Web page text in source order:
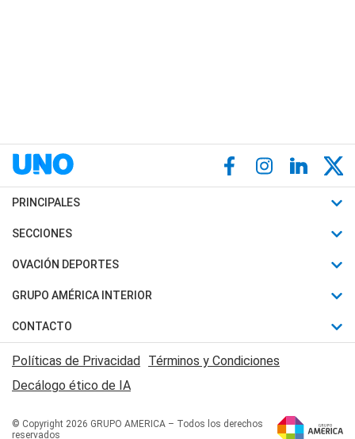
PRINCIPALES
Últimas Noticias
Política
Judiciales
Economia
SECCIONES
Horóscopo
Motores
Trucos caseros
Series y Películas
Edictos y Solicitadas
OVACIÓN DEPORTES
Fútbol
Mundial
Automovilismo
Rugby
Básquet
GRUPO AMÉRICA INTERIOR
Canal 7 en Vivo
San Juan 8
CONTACTO
Acerca de Nosotros
Contactanos
Políticas de Privacidad Términos y Condiciones
Decálogo ético de IA
© Copyright 2026 GRUPO AMERICA – Todos los derechos
reservados